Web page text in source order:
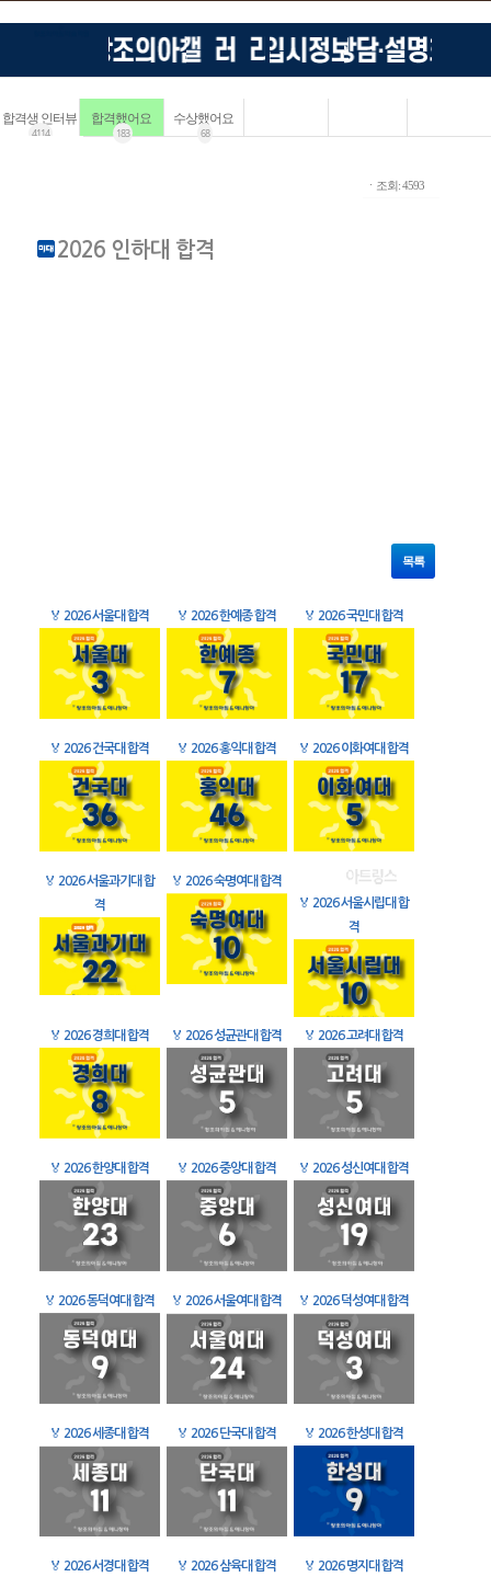
합격생 인터뷰
4114
합격했어요
183
수상했어요
68
ㆍ조회: 4593
2026 인하대 합격
목록
🏅 2026 서울대 합격 🏅 2026 한예종 합격 🏅 2026 국민대 합격
🏅 2026 건국대 합격 🏅 2026 홍익대 합격 🏅 2026 이화여대 합격
🏅 2026 서울과기대 합
격
🏅 2026 숙명여대 합격
🏅 2026 서울시립대 합
격
🏅 2026 경희대 합격 🏅 2026 성균관대 합격 🏅 2026 고려대 합격
🏅 2026 한양대 합격 🏅 2026 중앙대 합격 🏅 2026 성신여대 합격
🏅 2026 동덕여대 합격 🏅 2026 서울여대 합격 🏅 2026 덕성여대 합격
🏅 2026 세종대 합격 🏅 2026 단국대 합격 🏅 2026 한성대 합격
🏅 2026 서경대 합격 🏅 2026 삼육대 합격 🏅 2026 명지대 합격